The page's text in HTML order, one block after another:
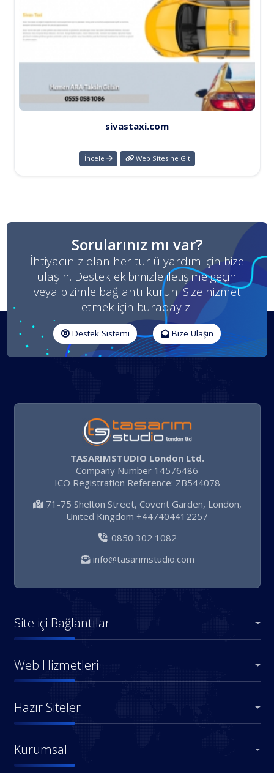
sivastaxi.com
İncele Web Sitesine Git
Sorularınız mı var?
İhtiyacınız olan her türlü yardım için bize
ulaşın. Destek ekibimizle iletişime geçin
veya bizimle bağlantı kurun. Size hizmet
etmek için buradayız!
Destek Sistemi Bize Ulaşın
TASARIMSTUDIO London Ltd.
Company Number 14576486
ICO Registration Reference: ZB544078
71-75 Shelton Street, Covent Garden, London,
United Kingdom +447404412257
0850 302 1082
info@tasarimstudio.com
Site içi Bağlantılar
Web Hizmetleri
Hazır Siteler
Kurumsal